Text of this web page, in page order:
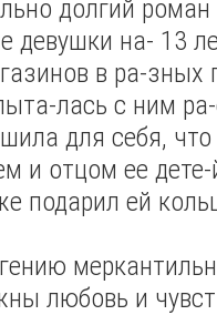
долгий
девушки на- 13
в ра-зных
лась с ним
для себя,
и отцом ее дете-
подарил ей
любовь и